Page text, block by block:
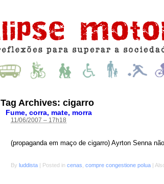
Tag Archives: cigarro
Fume, corra, mate, morra
11/06/2007 – 17h18
(propaganda em maço de cigarro) Ayrton Senna
By luddista | Posted in cenas compre congestione polua |